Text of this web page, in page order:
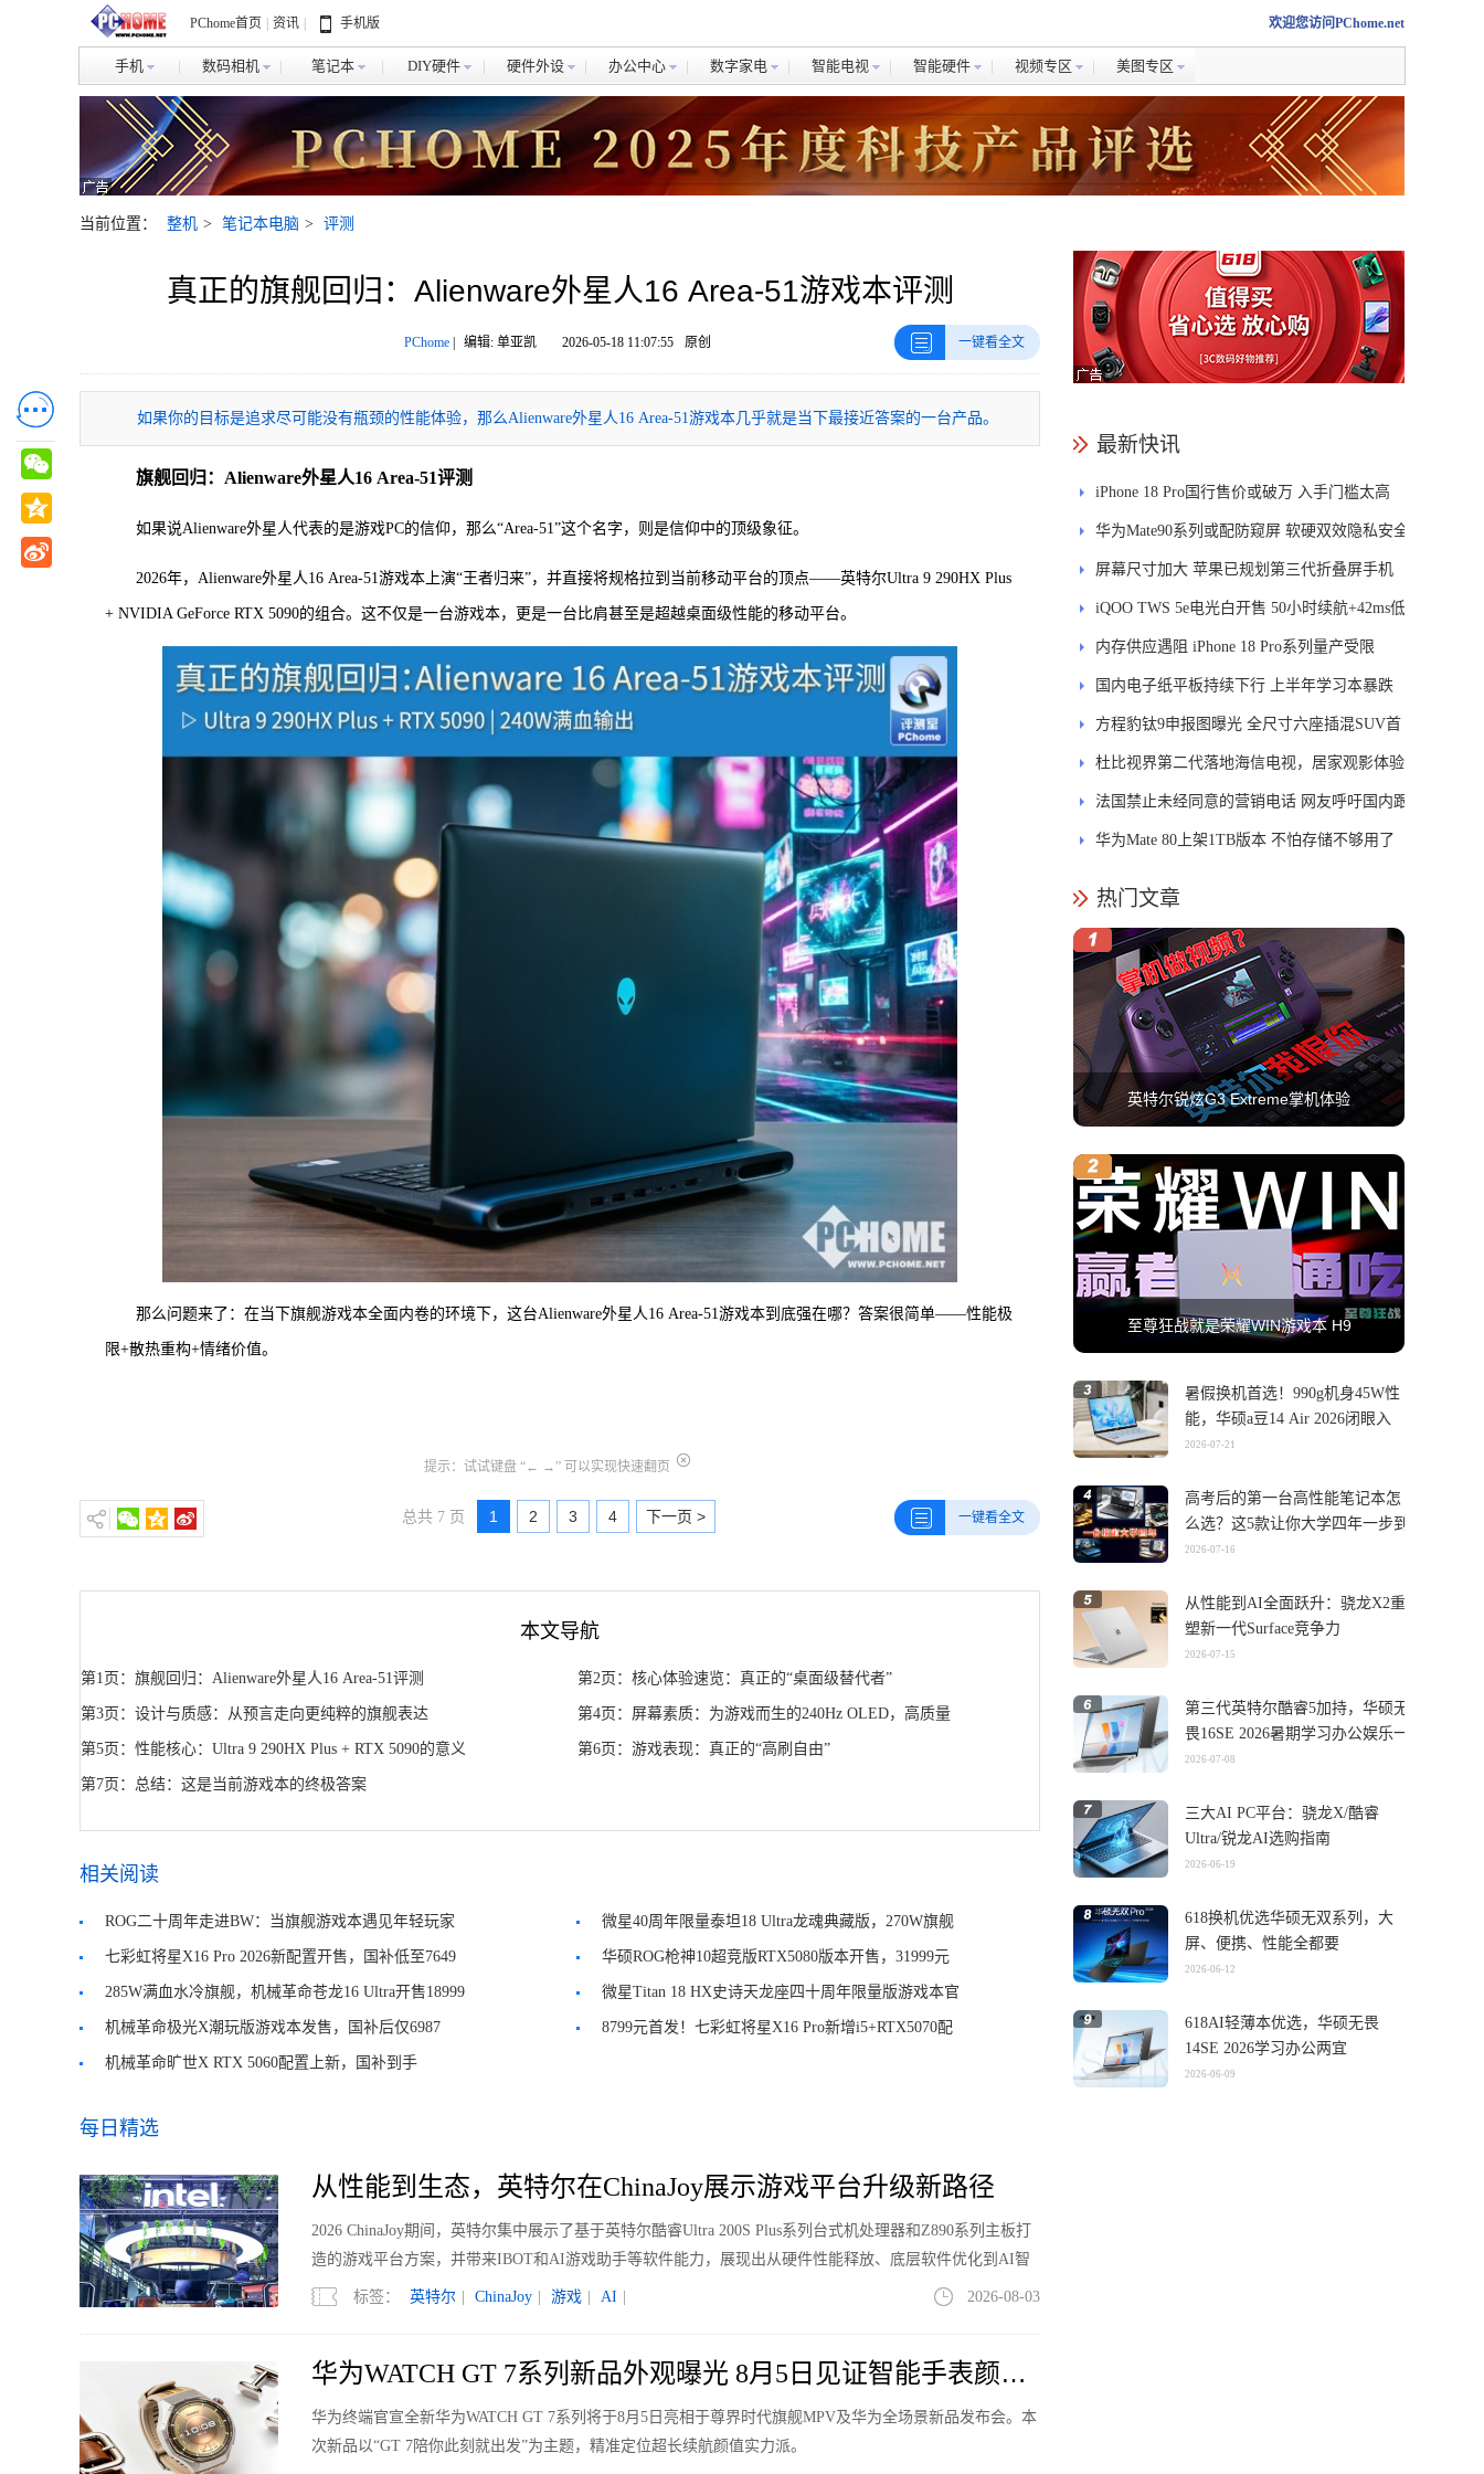
PChome首页 资讯 手机版 欢迎您访问PChome.net
手机 数码相机 笔记本 DIY硬件 硬件外设 办公中心 数字家电 智能电视 智能硬件 视频专区 美图专区
当前位置： 整机 > 笔记本电脑 > 评测
真正的旗舰回归：Alienware外星人16 Area-51游戏本评测
PChome| 编辑: 单亚凯 2026-05-18 11:07:55 原创 一键看全文
如果你的目标是追求尽可能没有瓶颈的性能体验，那么Alienware外星人16 Area-51游戏本几乎就是当下最接近答案的一台产品。
旗舰回归：Alienware外星人16 Area-51评测
如果说Alienware外星人代表的是游戏PC的信仰，那么“Area-51”这个名字，则是信仰中的顶级象征。
2026年，Alienware外星人16 Area-51游戏本上演“王者归来”，并直接将规格拉到当前移动平台的顶点——英特尔Ultra 9 290HX Plus
+ NVIDIA GeForce RTX 5090的组合。这不仅是一台游戏本，更是一台比肩甚至是超越桌面级性能的移动平台。
那么问题来了：在当下旗舰游戏本全面内卷的环境下，这台Alienware外星人16 Area-51游戏本到底强在哪？答案很简单——性能极
限+散热重构+情绪价值。
提示：试试键盘 “← →” 可以实现快速翻页
总共 7 页 1 2 3 4 下一页 > 一键看全文
本文导航
第1页：旗舰回归：Alienware外星人16 Area-51评测 第2页：核心体验速览：真正的“桌面级替代者”
第3页：设计与质感：从预言走向更纯粹的旗舰表达 第4页：屏幕素质：为游戏而生的240Hz OLED，高质量
防眩光涂层
第5页：性能核心：Ultra 9 290HX Plus + RTX 5090的意义
是什么？
第6页：游戏表现：真正的“高刷自由”
第7页：总结：这是当前游戏本的终极答案
相关阅读
ROG二十周年走进BW：当旗舰游戏本遇见年轻玩家
文化
微星40周年限量泰坦18 Ultra龙魂典藏版，270W旗舰
释放
七彩虹将星X16 Pro 2026新配置开售，国补低至7649
元！
华硕ROG枪神10超竞版RTX5080版本开售，31999元
起售
285W满血水冷旗舰，机械革命苍龙16 Ultra开售18999
元
微星Titan 18 HX史诗天龙座四十周年限量版游戏本官
宣
机械革命极光X潮玩版游戏本发售，国补后仅6987
元！
8799元首发！七彩虹将星X16 Pro新增i5+RTX5070配
机械革命旷世X RTX 5060配置上新，国补到手
每日精选
从性能到生态，英特尔在ChinaJoy展示游戏平台升级新路径
2026 ChinaJoy期间，英特尔集中展示了基于英特尔酷睿Ultra 200S Plus系列台式机处理器和Z890系列主板打
造的游戏平台方案，并带来IBOT和AI游戏助手等软件能力，展现出从硬件性能释放、底层软件优化到AI智
能交互的完整游戏平台创新路径。
标签： 英特尔 ChinaJoy 游戏 AI 2026-08-03
华为WATCH GT 7系列新品外观曝光 8月5日见证智能手表颜智
新标杆
华为终端官宣全新华为WATCH GT 7系列将于8月5日亮相于尊界时代旗舰MPV及华为全场景新品发布会。本
次新品以“GT 7陪你此刻就出发”为主题，精准定位超长续航颜值实力派。
最新快讯
iPhone 18 Pro国行售价或破万 入手门槛太高
华为Mate90系列或配防窥屏 软硬双效隐私安全
屏幕尺寸加大 苹果已规划第三代折叠屏手机
iQOO TWS 5e电光白开售 50小时续航+42ms低
延迟
内存供应遇阻 iPhone 18 Pro系列量产受限
国内电子纸平板持续下行 上半年学习本暴跌
84.6%
方程豹钛9申报图曝光 全尺寸六座插混SUV首
发DMS
杜比视界第二代落地海信电视，居家观影体验
能迎来哪些升级？
法国禁止未经同意的营销电话 网友呼吁国内跟
进
华为Mate 80上架1TB版本 不怕存储不够用了
热门文章
英特尔锐炫G3 Extreme掌机体验
至尊狂战就是荣耀WIN游戏本 H9
暑假换机首选！990g机身45W性
能，华硕a豆14 Air 2026闭眼入
2026-07-21
高考后的第一台高性能笔记本怎
么选？这5款让你大学四年一步到
位
2026-07-16
从性能到AI全面跃升：骁龙X2重
塑新一代Surface竞争力
2026-07-15
第三代英特尔酷睿5加持，华硕无
畏16SE 2026暑期学习办公娱乐一
机搞定
2026-07-08
三大AI PC平台：骁龙X/酷睿
Ultra/锐龙AI选购指南
2026-06-19
618换机优选华硕无双系列，大
屏、便携、性能全都要
2026-06-12
618AI轻薄本优选，华硕无畏
14SE 2026学习办公两宜
2026-06-09